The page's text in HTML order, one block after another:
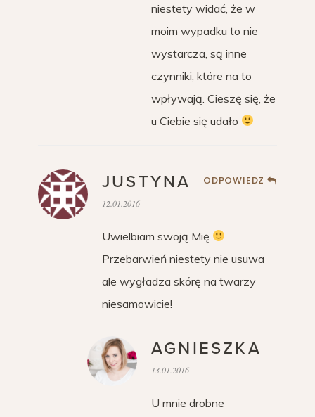
niestety widać, że w
moim wypadku to nie
wystarcza, są inne
czynniki, które na to
wpływają. Cieszę się, że
u Ciebie się udało
JUSTYNA ODPOWIEDZ
12.01.2016
Uwielbiam swoją Mię
Przebarwień niestety nie usuwa
ale wygładza skórę na twarzy
niesamowicie!
AGNIESZKA
13.01.2016
U mnie drobne